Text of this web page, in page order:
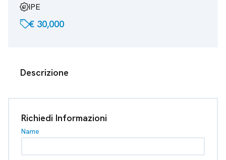
energy_program_savingIPE
sell€ 30,000
Descrizione
Richiedi Informazioni
Name